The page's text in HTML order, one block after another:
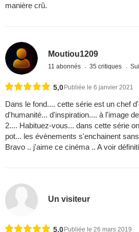
manière crû.
Moutiou1209
11 abonnés 35 critiques
5,0 Publiée le 6 janvier 2021
Dans le fond.... cette série est un chef
d'humanité... d'inspiration.... à l'image
2.... Habituez-vous... dans cette série
pot... les évènements s'enchainent
Bravo .. j'aime ce cinéma .. A voir
Un visiteur
5,0Publiée le 26 mars 2019